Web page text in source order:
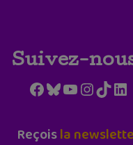
Suivez-
Facebook
Bluesky
YouTube
TikTok
Reçoisla